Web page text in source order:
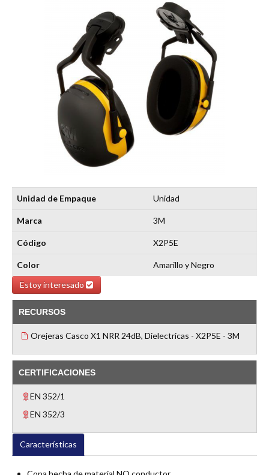
Unidad de Empaque Unidad
Marca 3M
Código X2P5E
Color
Amarillo y Negro
Estoy interesado
RECURSOS
Orejeras Casco X1 NRR 24dB, Dielectricas - X2P5E - 3M
CERTIFICACIONES
EN 352/1
EN 352/3
Características